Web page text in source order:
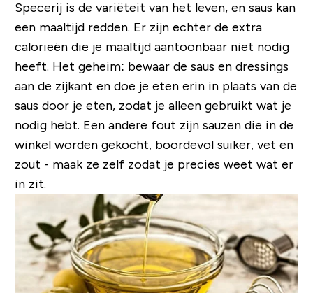
Specerij is de variëteit van het leven, en saus kan
een maaltijd redden. Er zijn echter de extra
calorieën die je maaltijd aantoonbaar niet nodig
heeft. Het geheim: bewaar de saus en dressings
aan de zijkant en doe je eten erin in plaats van de
saus door je eten, zodat je alleen gebruikt wat je
nodig hebt. Een andere fout zijn sauzen die in de
winkel worden gekocht, boordevol suiker, vet en
zout - maak ze zelf zodat je precies weet wat er
in zit.